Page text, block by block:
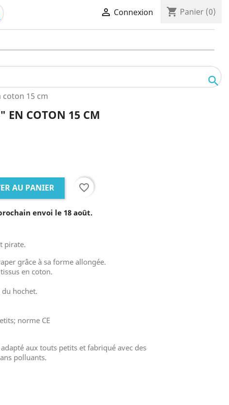
 Connexion shopping_cart Panier (0)

15 cm
EN COTON 15 CM
AU PANIER favorite_border
envoi le 18 août.
pirate.
grâce à sa forme allongée.
en coton.
hochet.
norme CE
aux touts petits et fabriqué avec des
polluants.